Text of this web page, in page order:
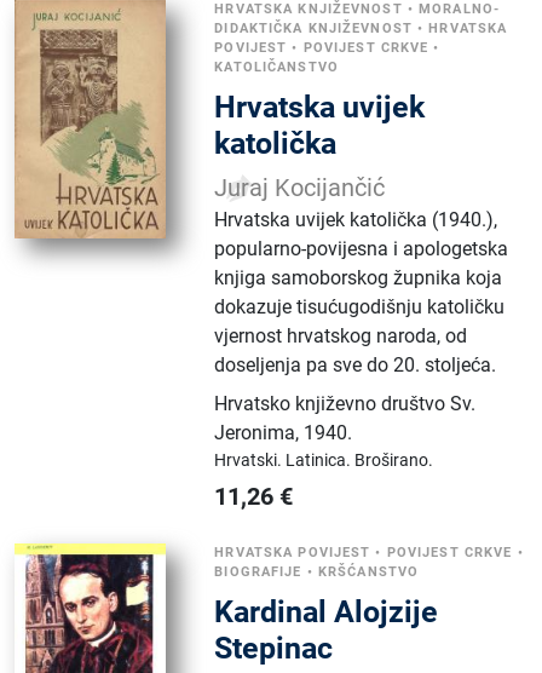
HRVATSKA KNJIŽEVNOST •MORALNO-
DIDAKTIČKA KNJIŽEVNOST •HRVATSKA
POVIJEST • POVIJEST CRKVE •
KATOLIČANSTVO
Hrvatska uvijek
katolička
Juraj Kocijančić
Hrvatska uvijek katolička (1940.),
popularno-povijesna i apologetska
knjiga samoborskog župnika koja
dokazuje tisućugodišnju katoličku
vjernost hrvatskog naroda, od
doseljenja pa sve do 20. stoljeća.
Hrvatsko književno društvo Sv.
Jeronima, 1940.
Hrvatski. Latinica. Broširano.
11,26 €
HRVATSKA POVIJEST • POVIJEST CRKVE •
BIOGRAFIJE • KRŠĆANSTVO
Kardinal Alojzije
Stepinac